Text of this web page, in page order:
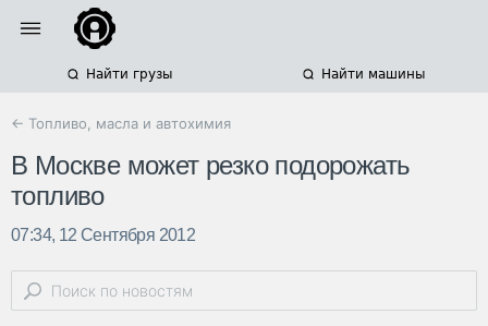
Найти грузы Найти машины
← Топливо, масла и автохимия
В Москве может резко подорожать
топливо
07:34, 12 Сентября 2012